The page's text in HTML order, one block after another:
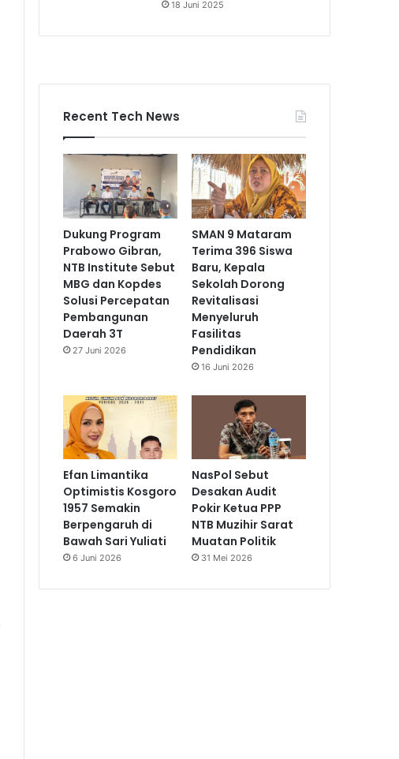
18 Juni 2025
Recent Tech News
Dukung Program
Prabowo Gibran,
NTB Institute Sebut
MBG dan Kopdes
Solusi Percepatan
Pembangunan
Daerah 3T
27 Juni 2026
SMAN 9 Mataram
Terima 396 Siswa
Baru, Kepala
Sekolah Dorong
Revitalisasi
Menyeluruh
Fasilitas
Pendidikan
16 Juni 2026
Efan Limantika
Optimistis Kosgoro
1957 Semakin
Berpengaruh di
Bawah Sari Yuliati
6 Juni 2026
NasPol Sebut
Desakan Audit
Pokir Ketua PPP
NTB Muzihir Sarat
Muatan Politik
31 Mei 2026